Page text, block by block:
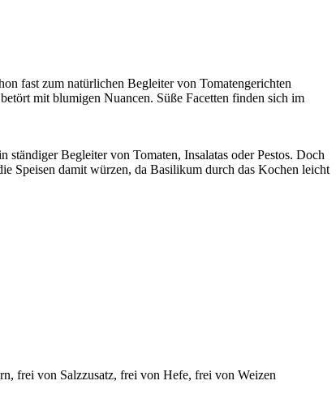
fast zum natürlichen Begleiter von Tomatengerichten
mit blumigen Nuancen. Süße Facetten finden sich im
Begleiter von Tomaten, Insalatas oder Pestos. Doch
Speisen damit würzen, da Basilikum durch das Kochen leicht
frei von Salzzusatz, frei von Hefe, frei von Weizen